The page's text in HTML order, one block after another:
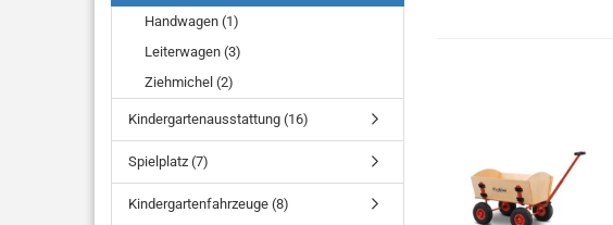
Handwagen (1)
Leiterwagen (3)
Ziehmichel (2)
Kindergartenausstattung (16)
Spielplatz (7)
Kindergartenfahrzeuge (8)